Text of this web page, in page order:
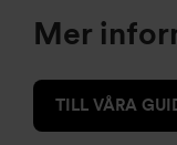
Mer
TILL VÅRA